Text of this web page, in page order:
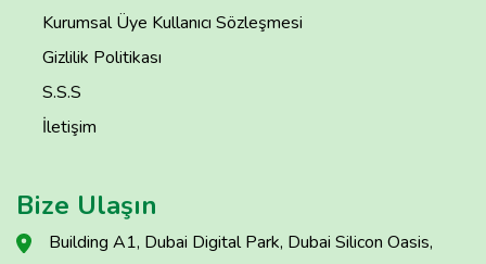
Kurumsal Üye Kullanıcı Sözleşmesi
Gizlilik Politikası
S.S.S
İletişim
Bize Ulaşın
Building A1, Dubai Digital Park, Dubai Silicon Oasis,